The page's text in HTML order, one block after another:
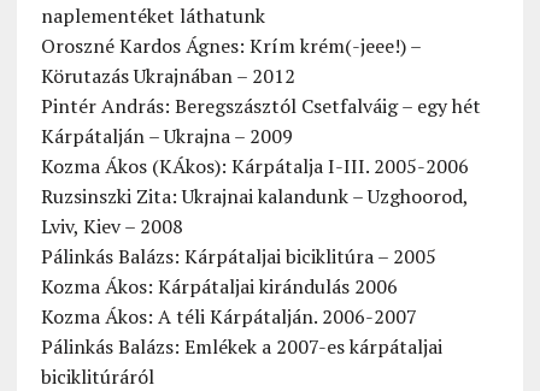
naplementéket láthatunk
Oroszné Kardos Ágnes: Krím krém(-jeee!) –
Körutazás Ukrajnában – 2012
Pintér András: Beregszásztól Csetfalváig – egy hét
Kárpátalján – Ukrajna – 2009
Kozma Ákos (KÁkos): Kárpátalja I-III. 2005-2006
Ruzsinszki Zita: Ukrajnai kalandunk – Uzghoorod,
Lviv, Kiev – 2008
Pálinkás Balázs: Kárpátaljai biciklitúra – 2005
Kozma Ákos: Kárpátaljai kirándulás 2006
Kozma Ákos: A téli Kárpátalján. 2006-2007
Pálinkás Balázs: Emlékek a 2007-es kárpátaljai
biciklitúráról